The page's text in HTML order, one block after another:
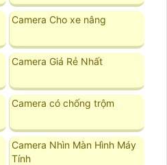
Camera Cho xe nâng
Camera Giá Rẻ Nhất
Camera có chống trộm
Camera Nhìn Màn Hình Máy
Tính